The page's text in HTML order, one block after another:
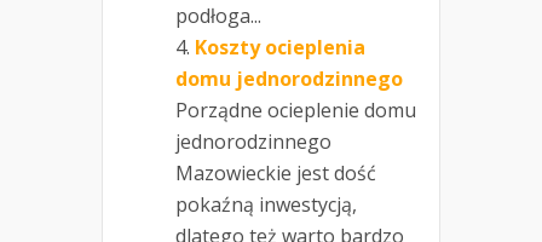
podłoga...
Koszty ocieplenia
domu jednorodzinnego
Porządne ocieplenie domu
jednorodzinnego
Mazowieckie jest dość
pokaźną inwestycją,
dlatego też warto bardzo